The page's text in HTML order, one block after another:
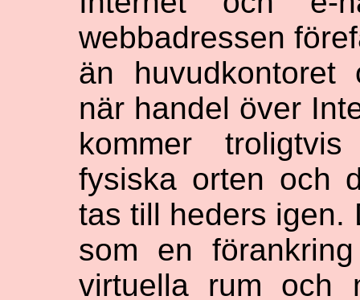
webbadressen
än huvudkontoret
när handel över
kommer
fysiska orten och
tas till heders igen.
som en
virtuella rum och